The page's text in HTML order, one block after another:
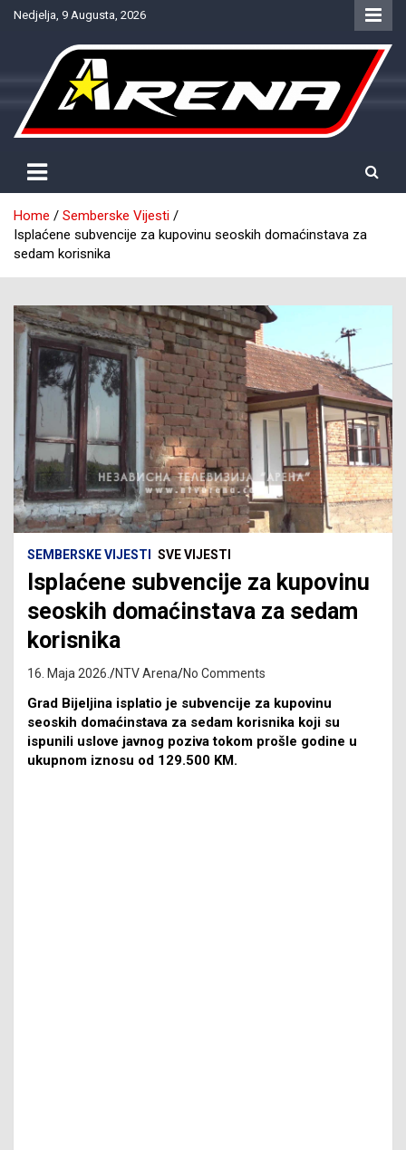
SkipNedjelja, 9 Augusta, 2026
NTV Arena
Home
Semberske Vijesti
Isplaćene subvencije za kupovinu seoskih domaćinstava za
sedam korisnika
SEMBERSKE VIJESTI SVE VIJESTI
Isplaćene subvencije za kupovinu
seoskih domaćinstava za sedam
korisnika
16. Maja 2026. NTV Arena No Comments
Grad Bijeljina isplatio je subvencije za kupovinu
seoskih domaćinstava za sedam korisnika koji su
ispunili uslove javnog poziva tokom prošle godine u
ukupnom iznosu od 129.500 KM.